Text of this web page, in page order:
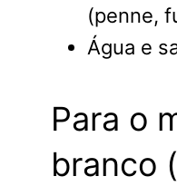
(penne,
Água e
Para o
branco